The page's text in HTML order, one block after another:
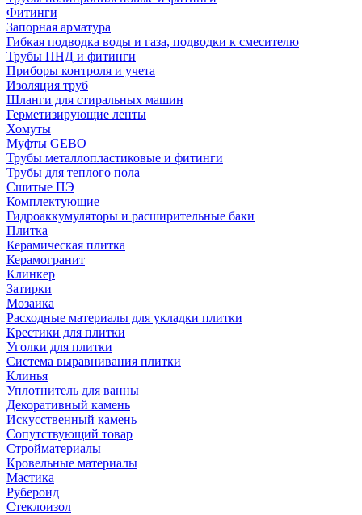
Фитинги
Запорная арматура
Гибкая подводка воды и газа, подводки к смесителю
Трубы ПНД и фитинги
Приборы контроля и учета
Изоляция труб
Шланги для стиральных машин
Герметизирующие ленты
Хомуты
Муфты GEBO
Трубы металлопластиковые и фитинги
Трубы для теплого пола
Сшитые ПЭ
Комплектующие
Гидроаккумуляторы и расширительные баки
Плитка
Керамическая плитка
Керамогранит
Клинкер
Затирки
Мозаика
Расходные материалы для укладки плитки
Крестики для плитки
Уголки для плитки
Система выравнивания плитки
Клинья
Уплотнитель для ванны
Декоративный камень
Искусственный камень
Сопутствующий товар
Стройматериалы
Кровельные материалы
Мастика
Рубероид
Стеклоизол